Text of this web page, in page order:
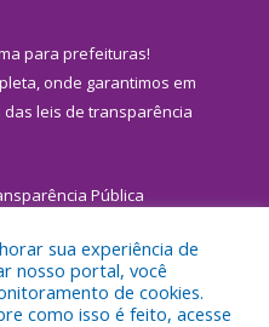
para prefeituras!
onde garantimos em
das leis de transparência
Pública
sua experiência de
nosso portal, você
de cookies.
como isso é feito, acesse